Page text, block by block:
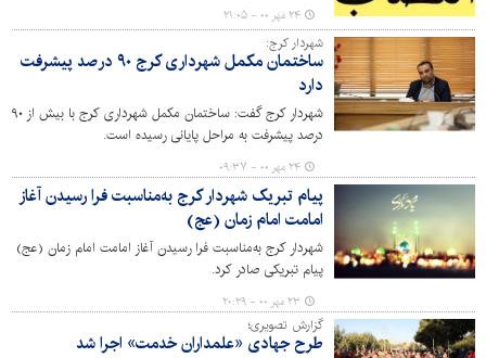
شهردار کرج در امور روحانیت منصوب شدند.
۲۴ مهر ۰۰ - ۲۱:۰۵
شهردار کرج:
ساختمان مکمل شهرداری کرج ۹۰ درصد پیشرفت
دارد
شهردار کرج گفت: ساختمان مکمل شهرداری کرج با بیش از ۹۰
درصد پیشرفت به مراحل پایانی رسیده است.
۲۴ مهر ۰۰ - ۰۹:۳۷
پیام تبریک شهردار کرج به‌مناسبت فرا رسیدن آغاز
امامت امام زمان (عج)
شهردار کرج به‌مناسبت فرا رسیدن آغاز امامت امام زمان (عج)
پیام تبریکی صادر کرد.
۲۳ مهر ۰۰ - ۲۰:۲۹
گزارش تصویری؛
طرح جهادی «علمداران خدمت» اجرا شد